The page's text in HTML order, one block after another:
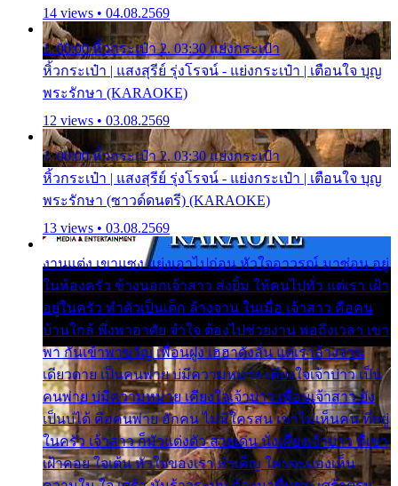
14 views • 04.08.2569
1. 00:00 หิ้วกระเป๋า 2. 03:30 แย่งกระเป๋า
หิ้วกระเป๋า | แสงสุรีย์ รุ่งโรจน์ - แย่งกระเป๋า | เตือนใจ บุญ
พระรักษา (KARAOKE)
12 views • 03.08.2569
1. 00:00 หิ้วกระเป๋า 2. 03:30 แย่งกระเป๋า
หิ้วกระเป๋า | แสงสุรีย์ รุ่งโรจน์ - แย่งกระเป๋า | เตือนใจ บุญ
พระรักษา (ซาวด์ดนตรี) (KARAOKE)
13 views • 03.08.2569
งานแต่ง เขาแซง แย่งเอาไปก่อน หัวใจอาวรณ์ มาซ่อน อยู่
ในห้องครัว ข้างนอกเจ้าสาว ส่งยิ้ม ให้คนไปทั่ว แต่เรา เฝ้า
อยู่ในครัว ทำตัวเป็นเด็ก ล้างจาน ในเมื่อ เจ้าสาว คือคน
บ้านใกล้ พึ่งพาอาศัย จำใจ ต้องไปช่วยงาน พอถึงเวลา เขา
พา กันเข้าพาขวัญ เพื่อนฝูง เฮฮาดังลั่น แต่เราล้างจาน
เดียวดาย เป็นคนพ่าย บ่มีความหมาย เคียงใจเจ้าบ่าว เป็น
คนพ่าย บ่มีความหมาย เคียงใจเจ้าบ่าว เพื่อนเจ้าสาว ยัง
เป็นบ่ได้ คือคนพ่าย ฮักคน ไม่มีใครสน เขาไม่เห็นคน ที่อยู่
ในครัว เจ้าสาว ก็มัวแต่งตัว สวยเด่น นั่งเคียงเจ้าบ่าว ที่เขา
เฝ้าคอย ใจเต้น หัวใจของเรา ลำเค็ญ ใครจะมองเห็น